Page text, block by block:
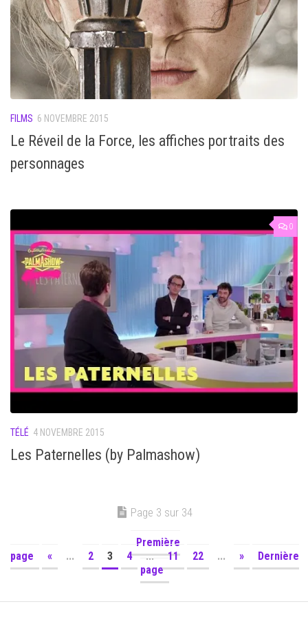
FILMS 6 NOVEMBRE 2015
Le Réveil de la Force, les affiches portraits des
personnages
0
TÉLÉ 4 NOVEMBRE 2015
Les Paternelles (by Palmashow)
Page 3 sur 34
Première
page
« ... 2 3 4 ... 11 22 ... »
Dernière
page